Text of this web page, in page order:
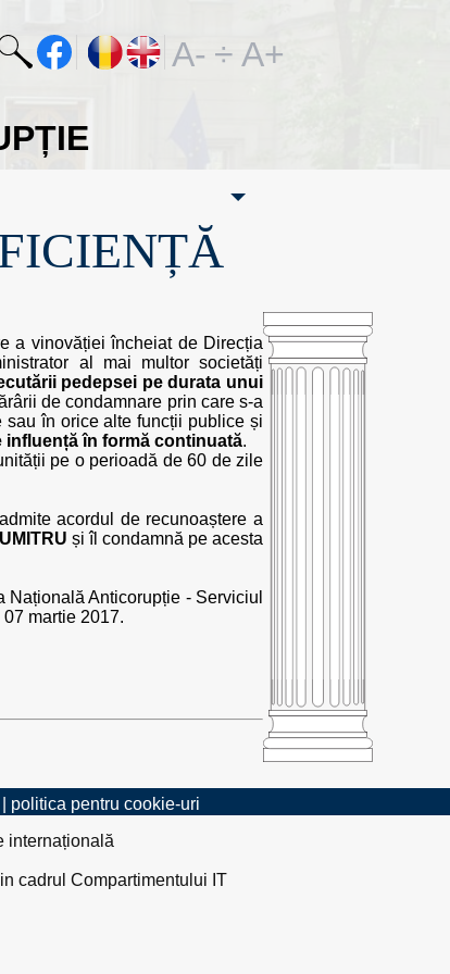
A- ÷ A+
a vinovăției încheiat de Direcția
al mai multor societăți
pedepsei pe durata unui
de condamnare prin care s-a
în orice alte funcții publice și
influență în formă continuată.
pe o perioadă de 60 de zile
acordul de recunoaștere a
și îl condamnă pe acesta
Anticorupție - Serviciul
martie 2017.
politica pentru cookie-uri
internațională
cadrul Compartimentului IT